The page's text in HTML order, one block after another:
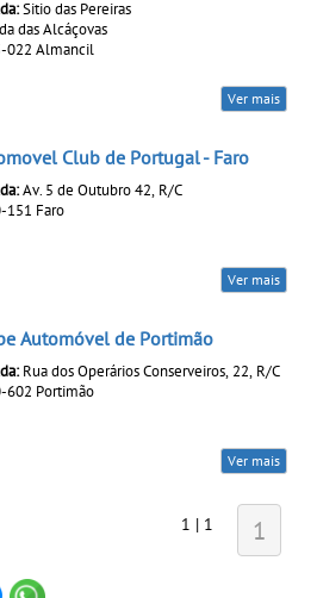
Sitio das Pereiras
das Alcáçovas
022 Almancil
Ver mais
Club de Portugal - Faro
Av. 5 de Outubro 42, R/C
151 Faro
Ver mais
Automóvel de Portimão
Rua dos Operários Conserveiros, 22, R/C
602 Portimão
Ver mais
1 | 1 1